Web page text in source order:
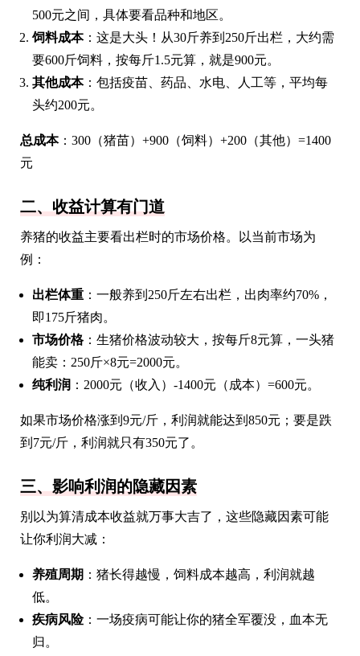
500元之间，具体要看品种和地区。
饲料成本：这是大头！从30斤养到250斤出栏，大约需
要600斤饲料，按每斤1.5元算，就是900元。
其他成本：包括疫苗、药品、水电、人工等，平均每
头约200元。
总成本：300（猪苗）+900（饲料）+200（其他）=1400
元
二、收益计算有门道
养猪的收益主要看出栏时的市场价格。以当前市场为
例：
出栏体重 ：一般养到250斤左右出栏，出肉率约70%，
即175斤猪肉。
市场价格：生猪价格波动较大，按每斤8元算，一头猪
能卖：250斤×8元=2000元。
纯利润 ：2000元（收入）-1400元（成本）=600元。
如果市场价格涨到9元/斤，利润就能达到850元；要是跌
到7元/斤，利润就只有350元了。
三、影响利润的隐藏因素
别以为算清成本收益就万事大吉了，这些隐藏因素可能
让你利润大减：
养殖周期 ：猪长得越慢，饲料成本越高，利润就越
低。
疾病风险：一场疫病可能让你的猪全军覆没，血本无
归。